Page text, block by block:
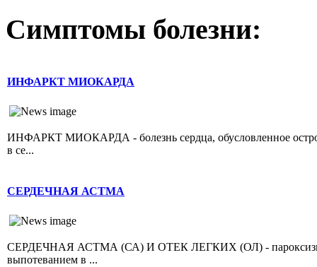
Симптомы болезни:
ИНФАРКТ МИОКАРДА
ИНФАРКТ МИОКАРДА - болезнь сердца, обусловленное острой
в се...
СЕРДЕЧНАЯ АСТМА
СЕРДЕЧНАЯ АСТМА (СА) И ОТЕК ЛЕГКИХ (ОЛ) -
выпотеванием в ...